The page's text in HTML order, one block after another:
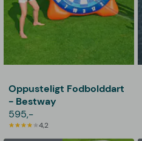
Oppusteligt Fodbolddart
- Bestway
595,-
4,2